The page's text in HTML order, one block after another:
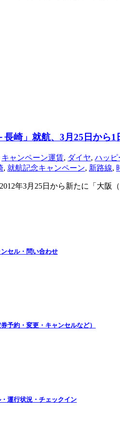
長崎」就航、3月25日か
キャンペーン運賃, ダイヤ, ハッピ
, 就航記念キャンペーン, 新路線,
年3月25日から新たに「大
セル・問い合わせ
予約・変更・キャンセルなど）
運行状況・チェックイン